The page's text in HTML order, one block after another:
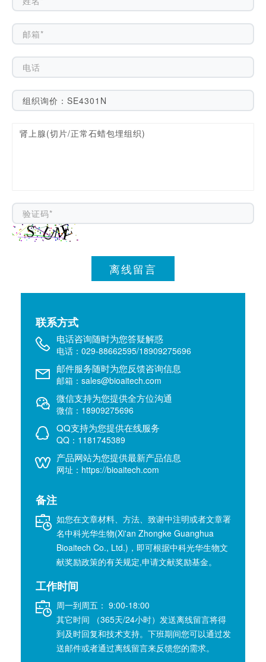
离线留言
联系方式
电话咨询随时为您答疑解惑
电话：029-88662595/18909275696
邮件服务随时为您反馈咨询信息
邮箱：sales@bioaitech.com
微信支持为您提供全方位沟通
微信：18909275696
QQ支持为您提供在线服务
QQ：1181745389
产品网站为您提供最新产品信息
网址：https://bioaitech.com
备注
如您在文章材料、方法、致谢中注明或者文章署
名中科光华生物(Xi'an Zhongke Guanghua
Bioaitech Co., Ltd.)，即可根据中科光华生物文
献奖励政策的有关规定,申请文献奖励基金。
工作时间
周一到周五： 9:00-18:00
其它时间 （365天/24小时）发送离线留言将得
到及时回复和技术支持。下班期间您可以通过发
送邮件或者通过离线留言来反馈您的需求。